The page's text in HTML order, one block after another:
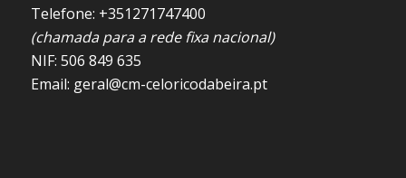
Telefone: +351271747400
(chamada para a rede fixa nacional)
NIF: 506 849 635
Email: geral@cm-celoricodabeira.pt